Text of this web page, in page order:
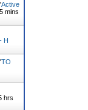
Active
mins
Η
ΤΟ
hrs